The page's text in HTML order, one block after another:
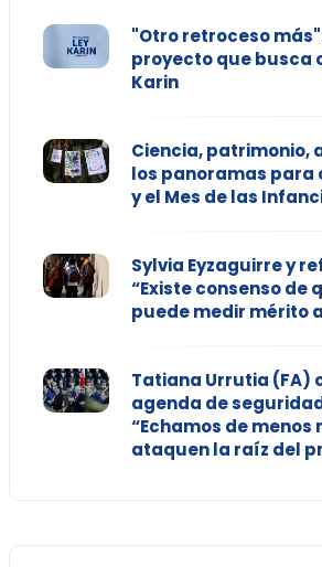
"Otro retroceso
proyecto que busca
Karin
Ciencia, patrimonio,
los panoramas para
y el Mes de las
Sylvia Eyzaguirre y
“Existe consenso de
puede medir mérito
Tatiana Urrutia (FA)
agenda de
“Echamos de menos
ataquen la raíz del